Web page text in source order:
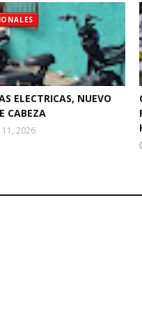
ELECTRICAS, NUEVO
CABEZA
2026